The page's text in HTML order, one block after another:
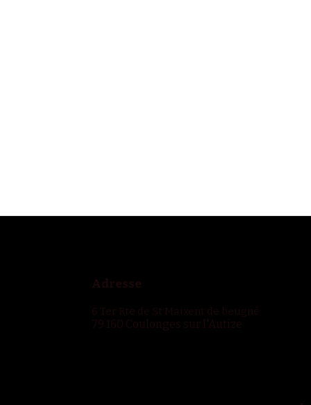
Adresse
6 Ter Rte de St Maixent de beugné
79 160 Coulonges sur l'Autize